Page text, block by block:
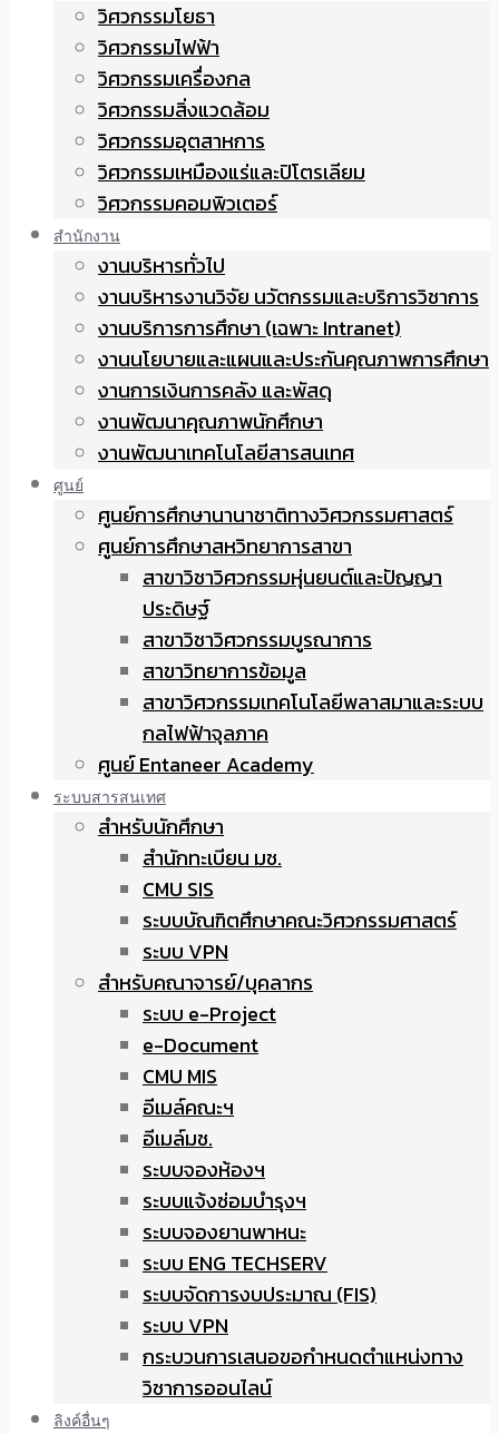
วิศวกรรมโยธา
วิศวกรรมไฟฟ้า
วิศวกรรมเครื่องกล
วิศวกรรมสิ่งแวดล้อม
วิศวกรรมอุตสาหการ
วิศวกรรมเหมืองแร่และปิโตรเลียม
วิศวกรรมคอมพิวเตอร์
สำนักงาน
งานบริหารทั่วไป
งานบริหารงานวิจัย นวัตกรรมและบริการวิชาการ
งานบริการการศึกษา (เฉพาะ Intranet)
งานนโยบายและแผนและประกันคุณภาพการศึกษา
งานการเงินการคลัง และพัสดุ
งานพัฒนาคุณภาพนักศึกษา
งานพัฒนาเทคโนโลยีสารสนเทศ
ศูนย์
ศูนย์การศึกษานานาชาติทางวิศวกรรมศาสตร์
ศูนย์การศึกษาสหวิทยาการสาขา
สาขาวิชาวิศวกรรมหุ่นยนต์และปัญญา
ประดิษฐ์
สาขาวิชาวิศวกรรมบูรณาการ
สาขาวิทยาการข้อมูล
สาขาวิศวกรรมเทคโนโลยีพลาสมาและระบบ
กลไฟฟ้าจุลภาค
ศูนย์ Entaneer Academy
ระบบสารสนเทศ
สำหรับนักศึกษา
สำนักทะเบียน มช.
CMU SIS
ระบบบัณฑิตศึกษาคณะวิศวกรรมศาสตร์
ระบบ VPN
สำหรับคณาจารย์/บุคลากร
ระบบ e-Project
e-Document
CMU MIS
อีเมล์คณะฯ
อีเมล์มช.
ระบบจองห้องฯ
ระบบแจ้งซ่อมบำรุงฯ
ระบบจองยานพาหนะ
ระบบ ENG TECHSERV
ระบบจัดการงบประมาณ (FIS)
ระบบ VPN
กระบวนการเสนอขอกำหนดตำแหน่งทาง
วิชาการออนไลน์
ลิงค์อื่นๆ